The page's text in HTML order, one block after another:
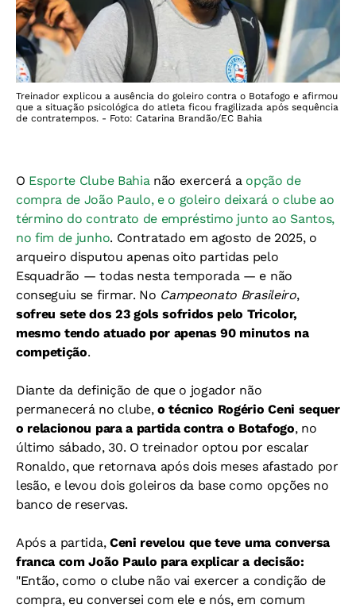
Treinador explicou a ausência do goleiro contra o Botafogo e afirmou
que a situação psicológica do atleta ficou fragilizada após sequência
de contratempos. - Foto: Catarina Brandão/EC Bahia
O Esporte Clube Bahia não exercerá a opção de
compra de João Paulo, e o goleiro deixará o clube ao
término do contrato de empréstimo junto ao Santos,
no fim de junho. Contratado em agosto de 2025, o
arqueiro disputou apenas oito partidas pelo
Esquadrão — todas nesta temporada — e não
conseguiu se firmar. No Campeonato Brasileiro,
sofreu sete dos 23 gols sofridos pelo Tricolor,
mesmo tendo atuado por apenas 90 minutos na
competição.
Diante da definição de que o jogador não
permanecerá no clube, o técnico Rogério Ceni sequer
o relacionou para a partida contra o Botafogo, no
último sábado, 30. O treinador optou por escalar
Ronaldo, que retornava após dois meses afastado por
lesão, e levou dois goleiros da base como opções no
banco de reservas.
Após a partida, Ceni revelou que teve uma conversa
franca com João Paulo para explicar a decisão:
"Então, como o clube não vai exercer a condição de
compra, eu conversei com ele e nós, em comum